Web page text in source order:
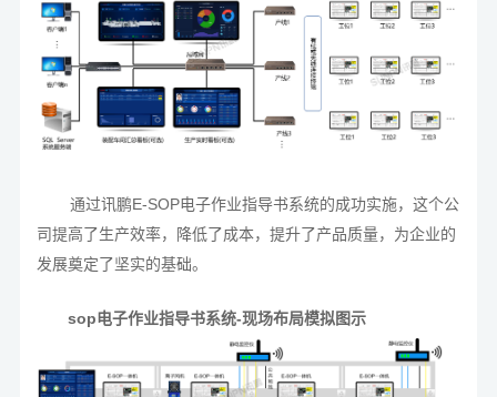
通过讯鹏E-SOP电子作业指导书系统的成功实施，这个公
司提高了生产效率，降低了成本，提升了产品质量，为企业的
发展奠定了坚实的基础。
sop电子作业指导书系统-现场布局模拟图示